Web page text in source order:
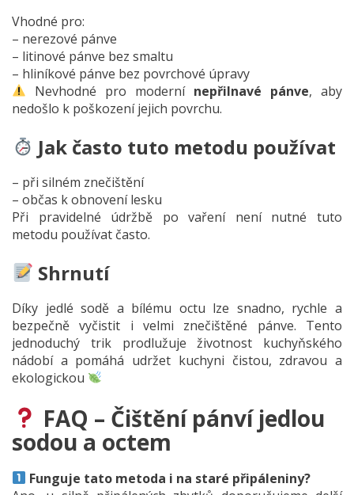
Vhodné pro:
– nerezové pánve
– litinové pánve bez smaltu
– hliníkové pánve bez povrchové úpravy
Nevhodné pro moderní nepřilnavé pánve, aby
nedošlo k poškození jejich povrchu.
Jak často tuto metodu používat
– při silném znečištění
– občas k obnovení lesku
Při pravidelné údržbě po vaření není nutné tuto
metodu používat často.
Shrnutí
Díky jedlé sodě a bílému octu lze snadno, rychle a
bezpečně vyčistit i velmi znečištěné pánve. Tento
jednoduchý trik prodlužuje životnost kuchyňského
nádobí a pomáhá udržet kuchyni čistou, zdravou a
ekologickou
FAQ – Čištění pánví jedlou
sodou a octem
Funguje tato metoda i na staré připáleniny?